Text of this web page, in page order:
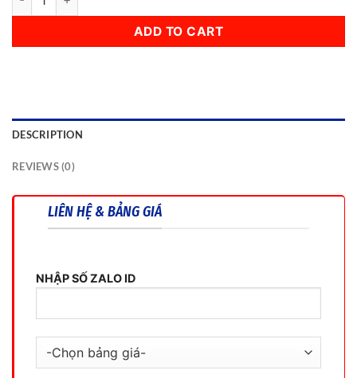
ADD TO CART
DESCRIPTION
REVIEWS (0)
LIÊN HỆ & BẢNG GIÁ
NHẬP SỐ ZALO ID